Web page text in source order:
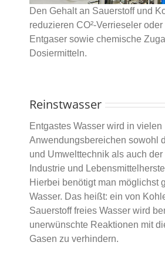
Den Gehalt an Sauerstoff und
reduzieren CO²-Verrieseler
Entgaser sowie chemische
Dosiermitteln.
Reinstwasser
Entgastes Wasser wird in vielen
Anwendungsbereichen sowohl
und Umwelttechnik als auch
Industrie und
Hierbei benötigt man möglichst
Wasser. Das heißt: ein von
Sauerstoff freies Wasser wird
unerwünschte Reaktionen mit
Gasen zu verhindern.